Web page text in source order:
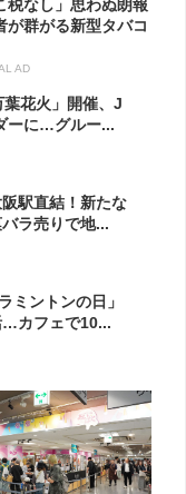
税なし」思わぬ朗報
が群がる新型タバコ
AD
花火」開催、J
ーに…グルー...
駅直結！新たな
ラ売りで地...
ミントンの日」
…カフェで10...